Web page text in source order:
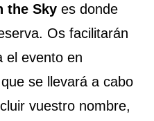
the Sky es donde
Os facilitarán
el evento en
se llevará a cabo
vuestro nombre,